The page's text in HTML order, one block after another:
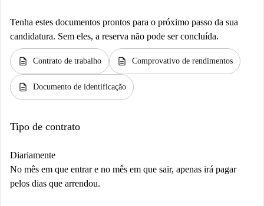
Tenha estes documentos prontos para o próximo passo da sua
candidatura. Sem eles, a reserva não pode ser concluída.
description Contrato de trabalho description Comprovativo de rendimentos
description Documento de identificação
Tipo de contrato
Diariamente
No mês em que entrar e no mês em que sair, apenas irá pagar
pelos dias que arrendou.